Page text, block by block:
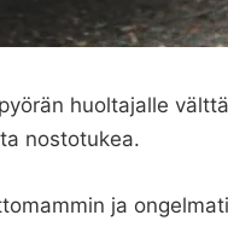
huoltajalle
nostotukea.
ja